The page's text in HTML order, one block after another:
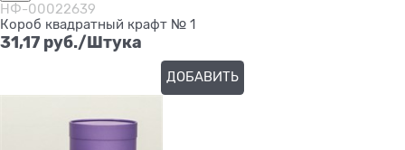
НФ-00022639
Короб квадратный крафт № 1
31,17 руб./Штука
ДОБАВИТЬ